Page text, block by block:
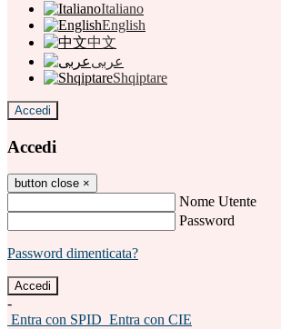
Italiano
English
中文
عربى
Shqiptare
Accedi
Accedi
button close ×
Nome Utente
Password
Password dimenticata?
-
Entra con SPID Entra con CIE